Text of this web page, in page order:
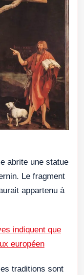
abrite une statue
Le fragment
appartenu à
indiquent que
européen
traditions sont